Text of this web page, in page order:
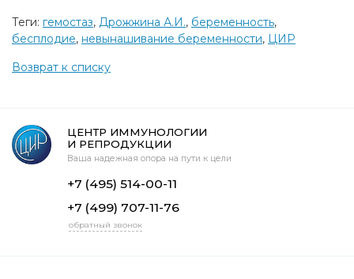
Теги: гемостаз, Дрожжина А.И., беременность,
бесплодие, невынашивание беременности, ЦИР
Возврат к списку
ЦЕНТР ИММУНОЛОГИИ
И РЕПРОДУКЦИИ
Ваша надежная опора на пути к цели
+7 (495) 514-00-11
+7 (499) 707-11-76
обратный звонок